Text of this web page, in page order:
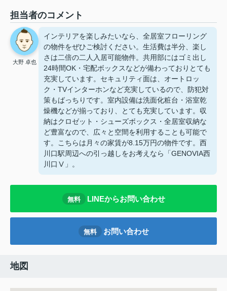
担当者のコメント
大野 卓也
インテリアを楽しみたいなら、全居室フローリング
の物件をぜひご検討ください。生活費は半分、楽し
さは二倍の二人入居可能物件。共用部にはゴミ出し
24時間OK・宅配ボックスなどが備わっておりとても
充実しています。セキュリティ面は、オートロッ
ク・TVインターホンなど充実しているので、防犯対
策もばっちりです。室内設備は洗面化粧台・浴室乾
燥機などが揃っており、とても充実しています。収
納はクロゼット・シューズボックス・全居室収納な
ど豊富なので、広々と空間を利用することも可能で
す。こちらは月々の家賃が8.15万円の物件です。西
川口駅周辺への引っ越しをお考えなら「GENOVIA西
川口Ⅴ」。
無料 LINEからお問い合わせ
無料 お問い合わせ
地図